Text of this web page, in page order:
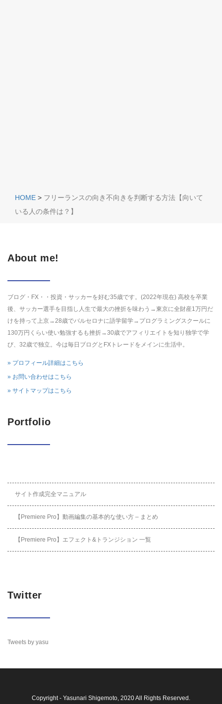
HOME > フリーランスの向き不向きを判断する方法【向いて
いる人の条件は？】
About me!
ブログ・FX・・投資・サッカーを好む35歳です。(2022年現在) 高校を卒業
後、サッカー選手を目指し人生で最大の挫折を味わう→東京に全財産1万円だ
けを持って上京→28歳でバルセロナに語学留学→プログラミングスクールに
130万円くらい使い勉強するも挫折→30歳でアフィリエイトを知り独学で学
び、32歳で独立。今は毎日ブログとFXトレードをメインに生活中。
» プロフィール詳細はこちら
» お問い合わせはこちら
» サイトマップはこちら
Portfolio
サイト作成完全マニュアル
【Premiere Pro】動画編集の基本的な使い方 – まとめ
【Premiere Pro】エフェクト&トランジション 一覧
Twitter
Tweets by yasu
Copyright - Yasunari Shigemoto, 2020 All Rights Reserved.